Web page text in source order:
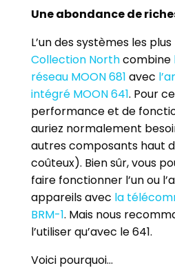
Une abondance de
L’un des systèmes les
Collection Northcombine
réseau MOON 681 avec
intégré MOON 641. Pour
performance et de
auriez normalement
autres composants haut
coûteux). Bien sûr, vous
faire fonctionner l’un ou
appareils avec la
BRM-1. Mais nous
l’utiliser qu’avec le 641.
Voici pourquoi…